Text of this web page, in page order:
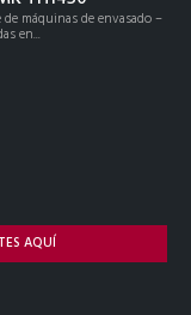
máquinas de envasado –
en...
AQUÍ